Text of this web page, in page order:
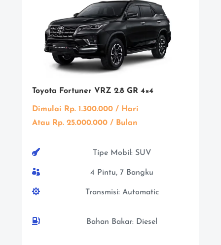
Toyota Fortuner VRZ 2.8 GR 4×4
Dimulai Rp. 1.300.000 / Hari
Atau Rp. 25.000.000 / Bulan
 Tipe Mobil: SUV
 4 Pintu, 7 Bangku
 Transmisi: Automatic
 Bahan Bakar: Diesel